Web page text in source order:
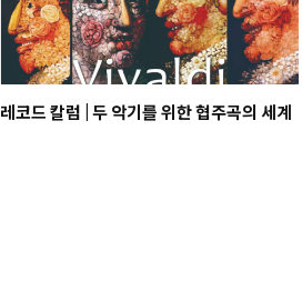
레코드 칼럼 | 두 악기를 위한 협주곡의 세계